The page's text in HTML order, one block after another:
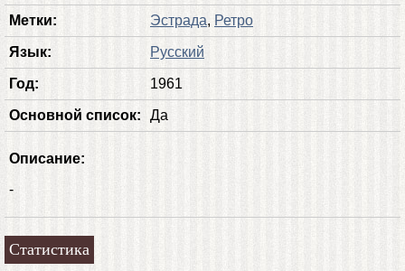
Метки: Эстрада, Ретро
Язык: Русский
Год: 1961
Основной список: Да
Описание:
-
Статистика